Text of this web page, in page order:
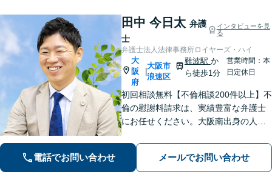
田中 今日太 弁護
士
インタビューを見
る
弁護士法人法律事務所ロイヤーズ・ハイ
大
阪
府
大阪市
浪速区
難波駅 か
ら徒歩1分
営業時間：本
日定休日
初回相談無料【不倫相談200件以上】不
倫の慰謝料請求は、実績豊富な弁護士
にお任せください。大阪南出身の人情
通事故に遭われてお困りの方はお気軽
にお電話ください【当日／夜間／休日
の相談可】
電話でお問い合わせ メールでお問い合わせ